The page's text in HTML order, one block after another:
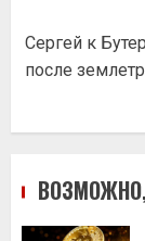
Сергей к
после